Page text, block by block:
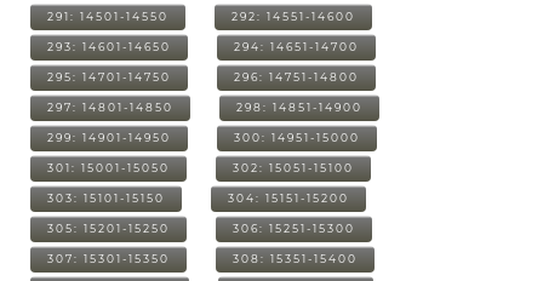
291: 14501-14550 292: 14551-14600
293: 14601-14650 294: 14651-14700
295: 14701-14750 296: 14751-14800
297: 14801-14850 298: 14851-14900
299: 14901-14950 300: 14951-15000
301: 15001-15050 302: 15051-15100
303: 15101-15150 304: 15151-15200
305: 15201-15250 306: 15251-15300
307: 15301-15350 308: 15351-15400